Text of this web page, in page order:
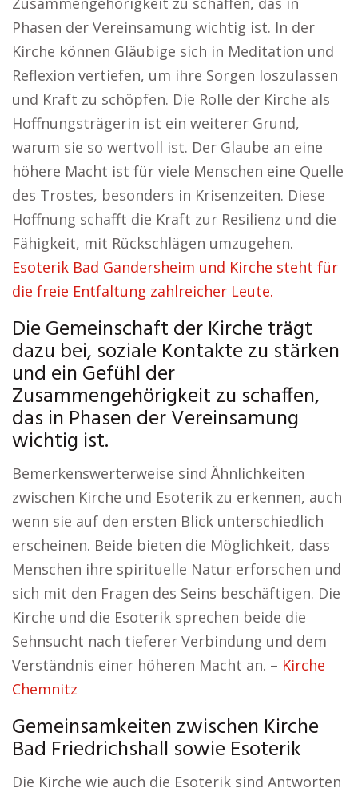
Phasen der Vereinsamung wichtig ist. In der
Kirche können Gläubige sich in Meditation und
Reflexion vertiefen, um ihre Sorgen loszulassen
und Kraft zu schöpfen. Die Rolle der Kirche als
Hoffnungsträgerin ist ein weiterer Grund,
warum sie so wertvoll ist. Der Glaube an eine
höhere Macht ist für viele Menschen eine Quelle
des Trostes, besonders in Krisenzeiten. Diese
Hoffnung schafft die Kraft zur Resilienz und die
Fähigkeit, mit Rückschlägen umzugehen.
Esoterik Bad Gandersheim und Kirche steht für
die freie Entfaltung zahlreicher Leute.
Die Gemeinschaft der Kirche trägt
dazu bei, soziale Kontakte zu stärken
und ein Gefühl der
Zusammengehörigkeit zu schaffen,
das in Phasen der Vereinsamung
wichtig ist.
Bemerkenswerterweise sind Ähnlichkeiten
zwischen Kirche und Esoterik zu erkennen, auch
wenn sie auf den ersten Blick unterschiedlich
erscheinen. Beide bieten die Möglichkeit, dass
Menschen ihre spirituelle Natur erforschen und
sich mit den Fragen des Seins beschäftigen. Die
Kirche und die Esoterik sprechen beide die
Sehnsucht nach tieferer Verbindung und dem
Verständnis einer höheren Macht an. – Kirche
Chemnitz
Gemeinsamkeiten zwischen Kirche
Bad Friedrichshall sowie Esoterik
Die Kirche wie auch die Esoterik sind Antworten